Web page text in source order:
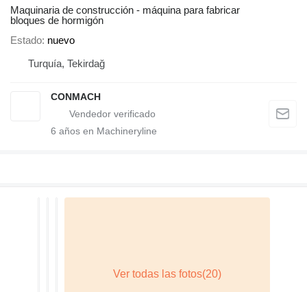
Maquinaria de construcción - máquina para fabricar
bloques de hormigón
Estado nuevo
Turquía, Tekirdağ
CONMACH
6 años en Machineryline